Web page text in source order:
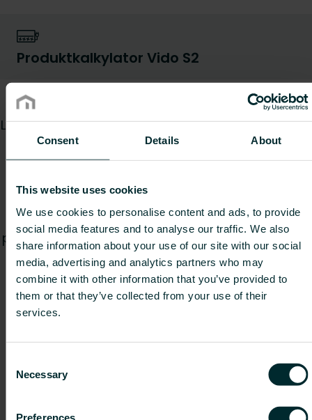
Consent Details About
This website uses cookies
We use cookies to personalise content and ads, to provide
social media features and to analyse our traffic. We also
share information about your use of our site with our social
media, advertising and analytics partners who may
combine it with other information that you’ve provided to
them or that they’ve collected from your use of their
services.
Selection
Necessary
Preferences
Produktkalkylator Vido S2
Produktkalkylatorer
Låt våra produktkalkylatorer vara din guide för att
korrekt beräkna värmebehovet och enkelt
dimensionera dina föredragna produkter. Med
bara några få klick hjälper våra kalkylatorer dig
handdukstork för vilket rum som helst. Med en
produkt som erbjuder rätt värmeeffekt skapar du
omedelbart ett varmt och inbjudande rum samt
ökar effektiviteten i värmesystemet.
Våra kostnadsfria kalkylatorer är utformade för
snabbt hittar den produkt som bäst motsvarar
dina behov. Vi finns här för att hjälpa till. Så om
du, efter att ha använt vår kalkylator, har några